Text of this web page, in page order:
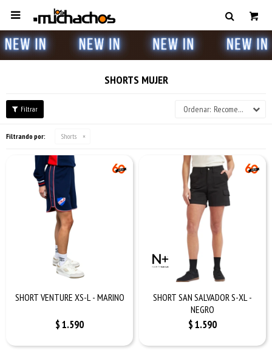

SHORTS MUJER
Recomendados
Filtrando por: Shorts
SHORT VENTURE XS-L - MARINO
$1.590
SHORT SAN SALVADOR S-XL -
NEGRO
$1.590